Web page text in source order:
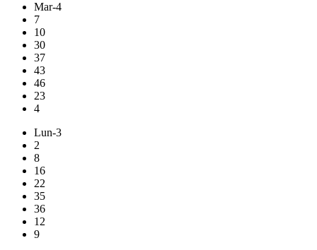
Mar-4
7
10
30
37
43
46
23
4
Lun-3
2
8
16
22
35
36
12
9